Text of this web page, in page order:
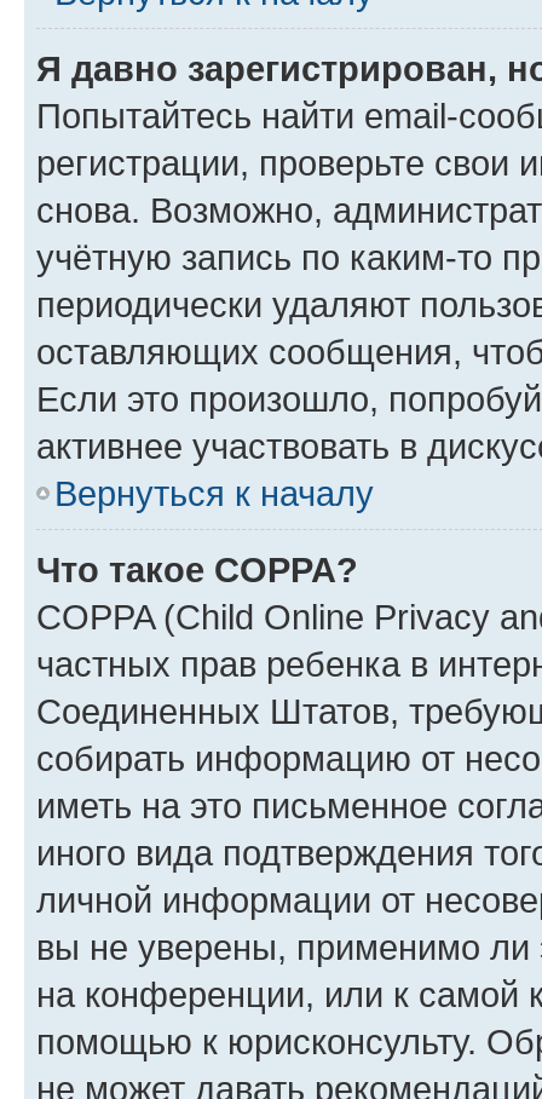
Я давно зарегистрирован,
Попытайтесь найти email-
регистрации, проверьте свои
снова. Возможно,
учётную запись по каким-то
периодически удаляют
оставляющих сообщения,
Если это произошло,
активнее участвовать в
Вернуться к началу
Что такое COPPA?
COPPA (Child Online Privacy
частных прав ребенка в
Соединенных Штатов,
собирать информацию от
иметь на это письменное
иного вида подтверждения
личной информации от
вы не уверены, применимо ли
на конференции, или к самой
помощью к юрисконсульту.
не может давать